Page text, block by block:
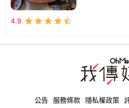
4.9
公告 服務條款 隱私權政策